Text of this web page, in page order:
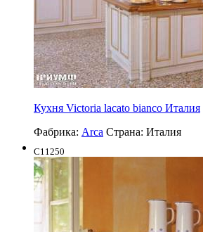
Кухня Victoria lacato bianco Италия
Фабрика: Arca Страна: Италия
C11250